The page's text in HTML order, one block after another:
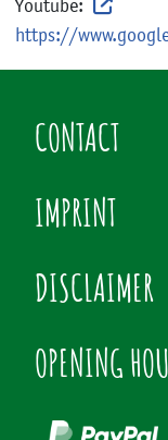
Youtube:
https://
CONTACT
IMPRINT
DISCLAIMER
OPENING